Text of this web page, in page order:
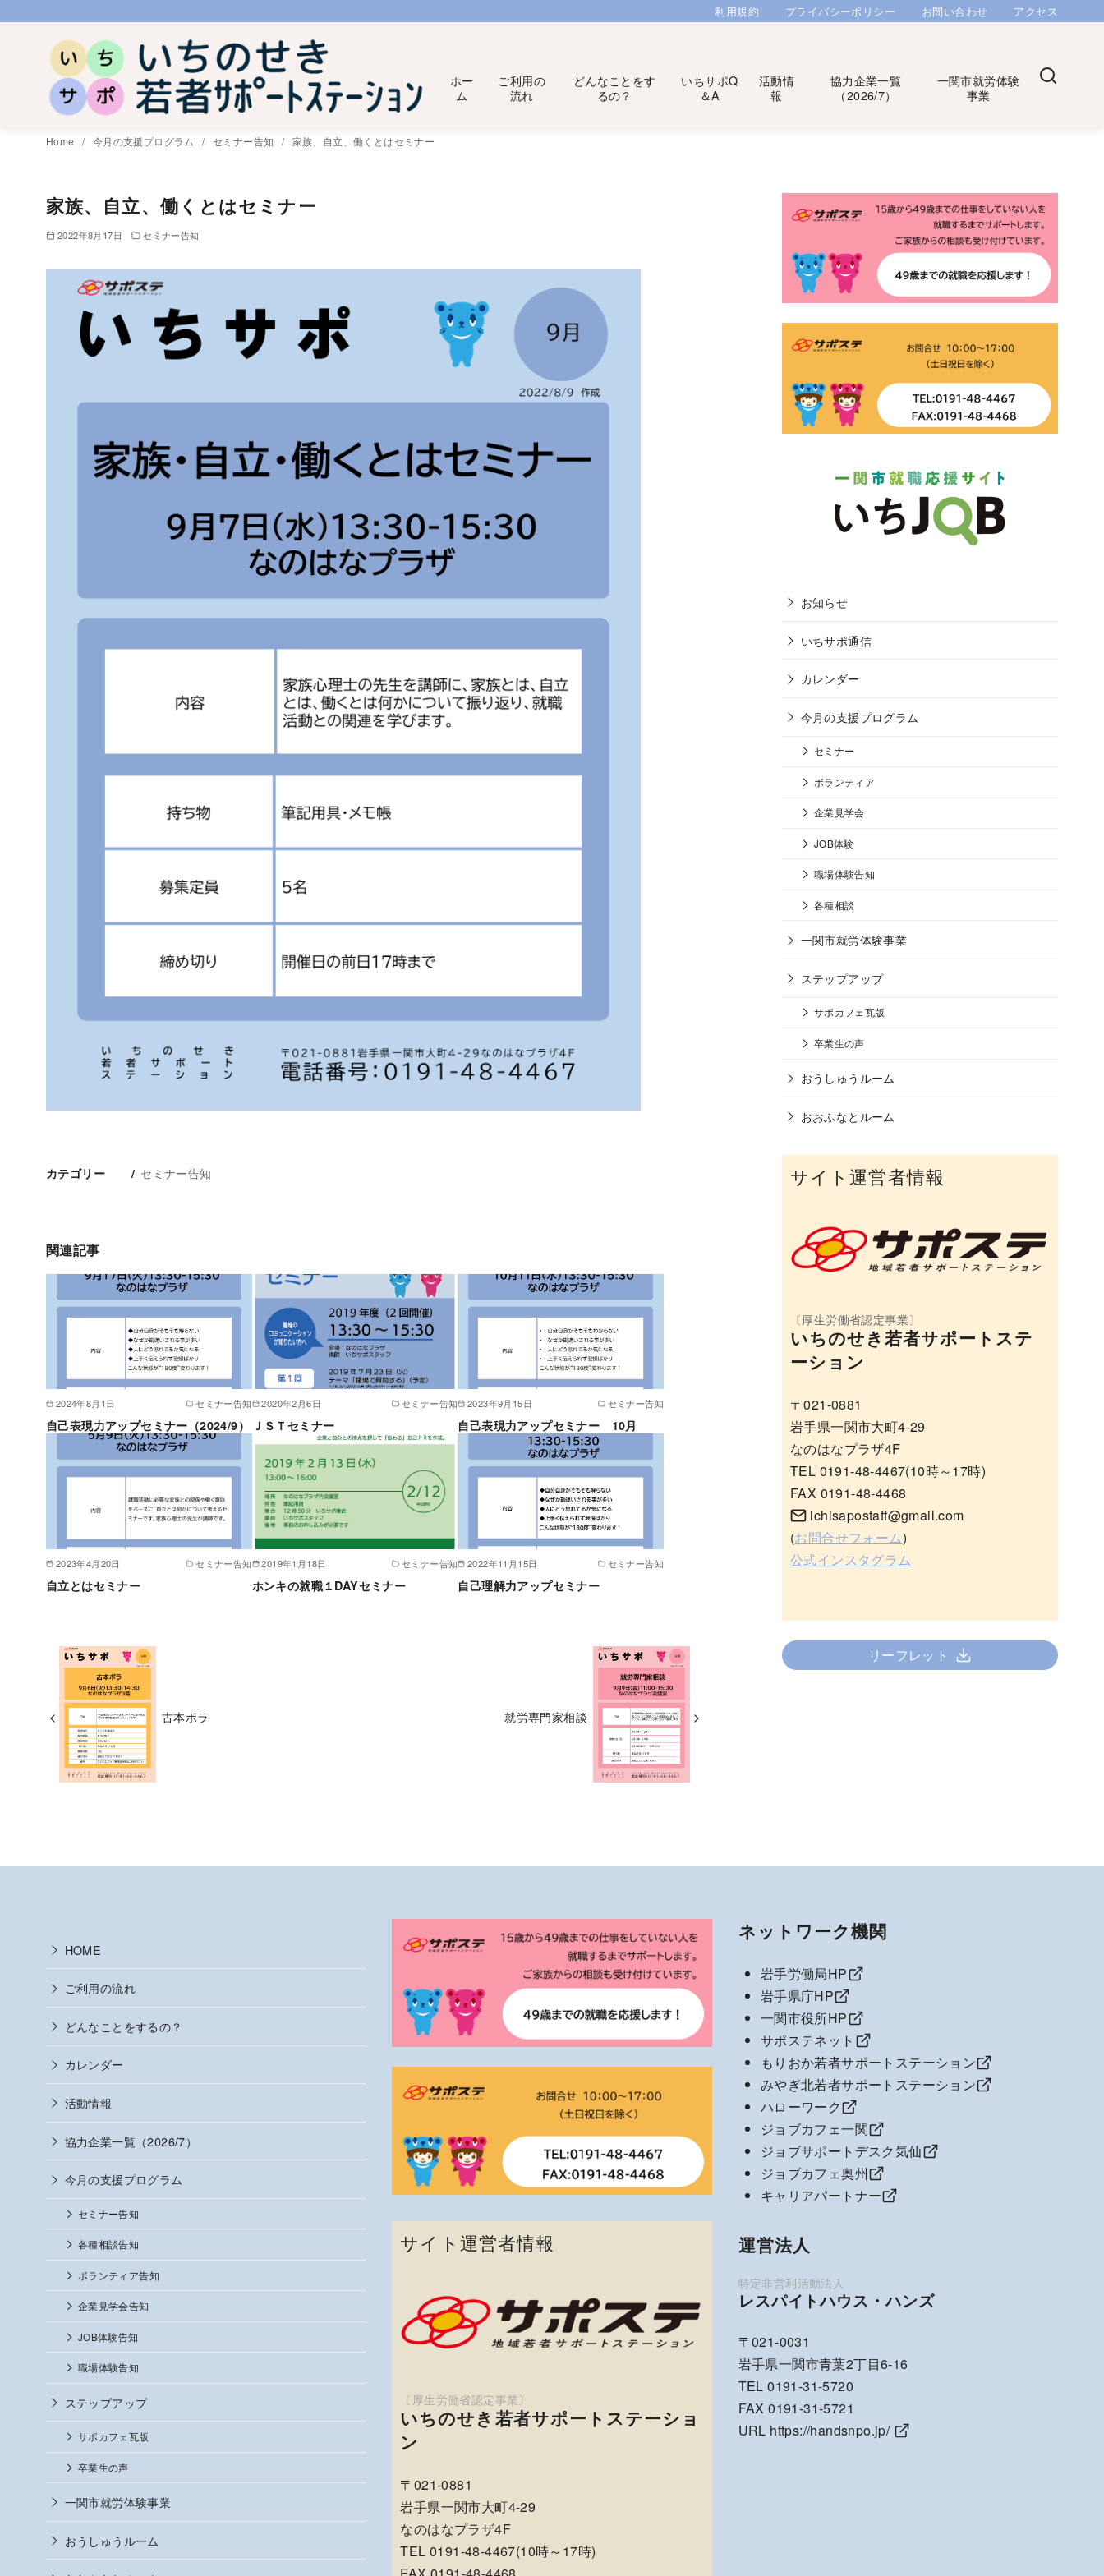
利用規約 プライバシーポリシー お問い合わせ アクセス
ホー
ム
ご利用の
流れ
どんなことをす
るの？
いちサポQ
＆A
活動情
報
協力企業一覧
（2026/7）
一関市就労体験
事業
Home 今月の支援プログラム セミナー告知 家族、自立、働くとはセミナー
家族、自立、働くとはセミナー
2022年8月17日 セミナー告知
カテゴリー セミナー告知
関連記事
2024年8月1日 セミナー告知
自己表現力アップセミナー（2024/9）
2020年2月6日 セミナー告知
ＪＳＴセミナー
2023年9月15日 セミナー告知
自己表現力アップセミナー 10月
2023年4月20日 セミナー告知
自立とはセミナー
2019年1月18日 セミナー告知
ホンキの就職１DAYセミナー
2022年11月15日 セミナー告知
自己理解力アップセミナー
古本ボラ 就労専門家相談
お知らせ
いちサポ通信
カレンダー
今月の支援プログラム
セミナー
ボランティア
企業見学会
JOB体験
職場体験告知
各種相談
一関市就労体験事業
ステップアップ
サポカフェ瓦版
卒業生の声
おうしゅうルーム
おおふなとルーム
サイト運営者情報
いちのせき若者サポートステ
ーション
〒021-0881
岩手県一関市大町4-29
なのはなプラザ4F
TEL 0191-48-4467(10時～17時)
FAX 0191-48-4468
ichisapostaff@gmail.com
(お問合せフォーム)
公式インスタグラム
リーフレット
HOME
ご利用の流れ
どんなことをするの？
カレンダー
活動情報
協力企業一覧（2026/7）
今月の支援プログラム
セミナー告知
各種相談告知
ボランティア告知
企業見学会告知
JOB体験告知
職場体験告知
ステップアップ
サポカフェ瓦版
卒業生の声
一関市就労体験事業
おうしゅうルーム
サイト運営者情報
いちのせき若者サポートステーショ
ン
〒021-0881
岩手県一関市大町4-29
なのはなプラザ4F
TEL 0191-48-4467(10時～17時)
ネットワーク機関
岩手労働局HP
岩手県庁HP
一関市役所HP
サポステネット
もりおか若者サポートステーション
みやぎ北若者サポートステーション
ハローワーク
ジョブカフェ一関
ジョブサポートデスク気仙
ジョブカフェ奥州
キャリアパートナー
運営法人
レスパイトハウス・ハンズ
〒021-0031
岩手県一関市青葉2丁目6-16
TEL 0191-31-5720
FAX 0191-31-5721
URL https://handsnpo.jp/